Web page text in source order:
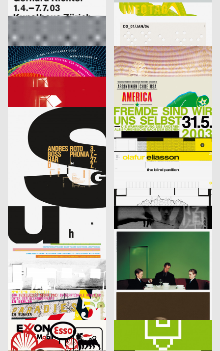
Richter
Infotag
labor b – Netzwerk für Gestaltung D
2003
Focus Award 2003 – Ausschreibung
designliga
2003
Veranstaltungsplakat Sylvester
Bringolf Irion Vögeli CH
2003
Fantoche 03
Sascha Brossmann, Heike Grebin, Matthias Hübner, Johanna Leuner D
2003
Von Fall zu Fall: lust.nl
blotto design tarzanundjane
America, Amerikkka
cyan (Daniela Haufe + Detlef Fiedler) D
2003
fremde sind wir uns selbst – ein interreligiöser dialog
cyan (Daniela Haufe + Detlef Fiedler) D
2003
20 Jahre Freunde guter Musik
cyan (Daniela Haufe + Detlef Fiedler) D
2003
cyan (Daniela Haufe + Detlef Fiedler) D
2003
better days
blotto design
2003
hesign D
2003
An Estranged Paradise
lmn
Musica Viva Konzert 26.02.2003
Marion Blomeyer
2003
Gedächtnisbilder
2003
Die Toten
HardCase Design D
2003
Paradies No. 5
Franz Scholz D
2003
je besser man lebt…
11 Designer für Deutschland